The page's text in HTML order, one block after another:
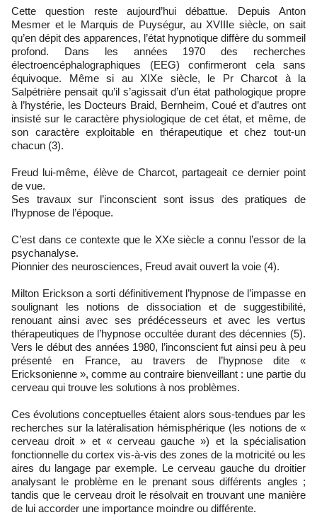
Cette question reste aujourd’hui débattue. Depuis Anton
Mesmer et le Marquis de Puységur, au XVIIIe siècle, on sait
qu’en dépit des apparences, l’état hypnotique diffère du sommeil
profond. Dans les années 1970 des recherches
électroencéphalographiques (EEG) confirmeront cela sans
équivoque. Même si au XIXe siècle, le Pr Charcot à la
Salpétrière pensait qu’il s’agissait d’un état pathologique propre
à l’hystérie, les Docteurs Braid, Bernheim, Coué et d’autres ont
insisté sur le caractère physiologique de cet état, et même, de
son caractère exploitable en thérapeutique et chez tout-un
chacun (3).
Freud lui-même, élève de Charcot, partageait ce dernier point
de vue.
Ses travaux sur l’inconscient sont issus des pratiques de
l’hypnose de l’époque.
C’est dans ce contexte que le XXe siècle a connu l’essor de la
psychanalyse.
Pionnier des neurosciences, Freud avait ouvert la voie (4).
Milton Erickson a sorti définitivement l’hypnose de l’impasse en
soulignant les notions de dissociation et de suggestibilité,
renouant ainsi avec ses prédécesseurs et avec les vertus
thérapeutiques de l’hypnose occultée durant des décennies (5).
Vers le début des années 1980, l’inconscient fut ainsi peu à peu
présenté en France, au travers de l’hypnose dite «
Ericksonienne », comme au contraire bienveillant : une partie du
cerveau qui trouve les solutions à nos problèmes.
Ces évolutions conceptuelles étaient alors sous-tendues par les
recherches sur la latéralisation hémisphérique (les notions de «
cerveau droit » et « cerveau gauche ») et la spécialisation
fonctionnelle du cortex vis-à-vis des zones de la motricité ou les
aires du langage par exemple. Le cerveau gauche du droitier
analysant le problème en le prenant sous différents angles ;
tandis que le cerveau droit le résolvait en trouvant une manière
de lui accorder une importance moindre ou différente.